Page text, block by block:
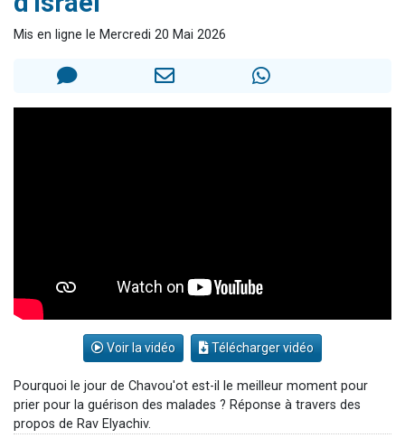
Odaya vient de donner son Maasser
Mis en ligne le Mercredi 20 Mai 2026
Voir la vidéo Télécharger vidéo
Pourquoi le jour de Chavou'ot est-il le meilleur moment pour
prier pour la guérison des malades ? Réponse à travers des
propos de Rav Elyachiv.